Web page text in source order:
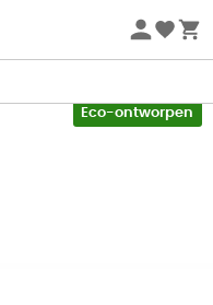
vanaf 2 producten* met
Eco-ontworpen